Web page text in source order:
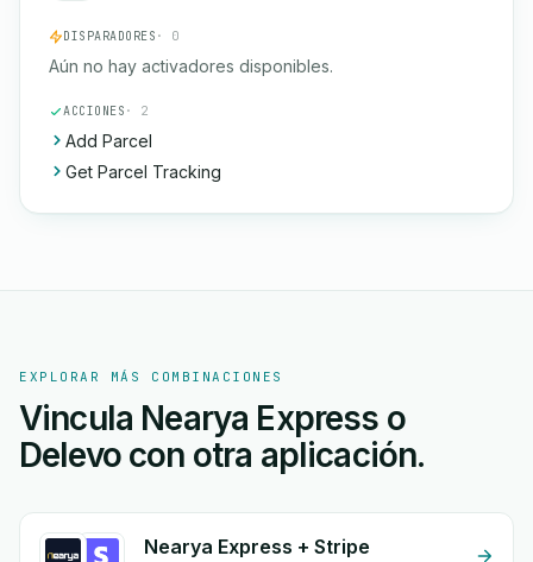
DISPARADORES · 0
Aún no hay activadores disponibles.
ACCIONES · 2
Add Parcel
Get Parcel Tracking
EXPLORAR MÁS COMBINACIONES
Vincula Nearya Express o
Delevo con otra aplicación.
Nearya Express + Stripe